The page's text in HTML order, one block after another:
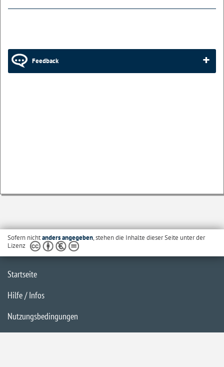
Feedback
Sofern nichtanders angegeben, stehen die Inhalte dieser Seite unter der
Lizenz
Startseite
Hilfe / Infos
Nutzungsbedingungen